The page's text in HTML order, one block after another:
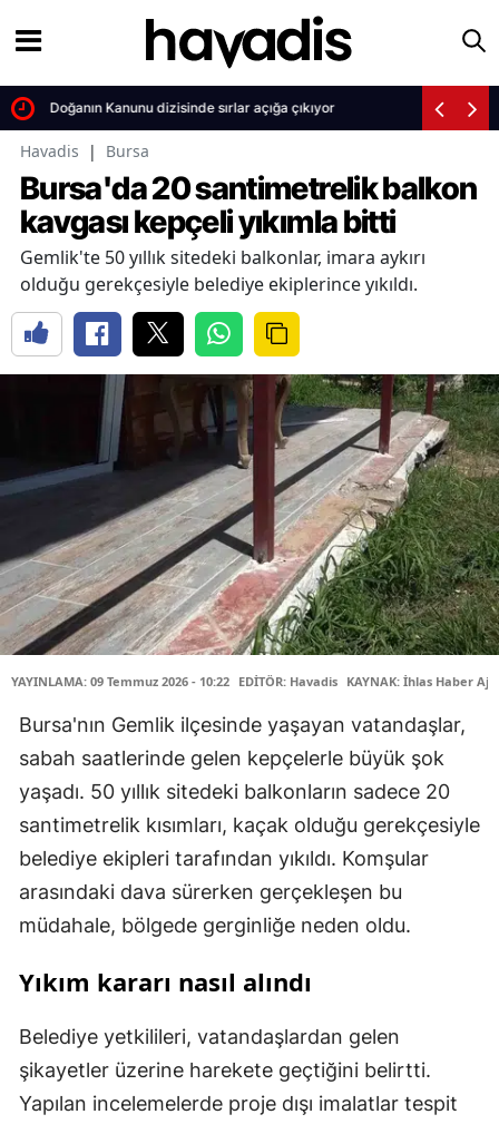
Doğanın Kanunu dizisinde sırlar açığa çıkıyor
Havadis | Bursa
Bursa'da 20 santimetrelik balkon
kavgası kepçeli yıkımla bitti
Gemlik'te 50 yıllık sitedeki balkonlar, imara aykırı
olduğu gerekçesiyle belediye ekiplerince yıkıldı.
YAYINLAMA: 09 Temmuz 2026 - 10:22 EDİTÖR: Havadis KAYNAK: İhlas Haber
Bursa'nın Gemlik ilçesinde yaşayan vatandaşlar,
sabah saatlerinde gelen kepçelerle büyük şok
yaşadı. 50 yıllık sitedeki balkonların sadece 20
santimetrelik kısımları, kaçak olduğu gerekçesiyle
belediye ekipleri tarafından yıkıldı. Komşular
arasındaki dava sürerken gerçekleşen bu
müdahale, bölgede gerginliğe neden oldu.
Yıkım kararı nasıl alındı
Belediye yetkilileri, vatandaşlardan gelen
şikayetler üzerine harekete geçtiğini belirtti.
Yapılan incelemelerde proje dışı imalatlar tespit